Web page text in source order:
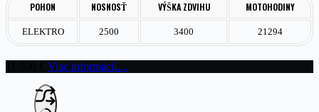
POHON NOSNOSŤ VÝŠKA ZDVIHU MOTOHODINY
ELEKTRO 2500 3400 21294
Viac informácií…